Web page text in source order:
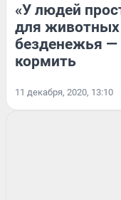
«У людей
для
безденежья —
кормить
11 декабря, 2020, 13:10